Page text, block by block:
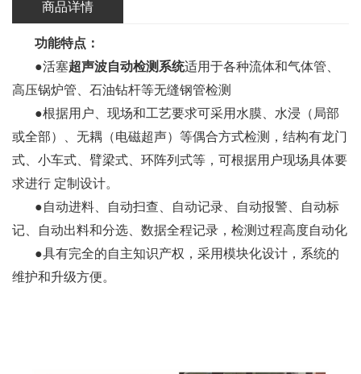
商品详情
功能特点：
●活塞超声波自动检测系统适用于各种流体和气体管、
高压锅炉管、石油钻杆等无缝钢管检测
●根据用户、现场和工艺要求可采用水膜、水浸（局部
或全部）、无耦（电磁超声）等偶合方式检测，结构有龙门
式、小车式、臂梁式、环阵列式等，可根据用户现场具体要
求进行 定制设计。
●自动进料、自动扫查、自动记录、自动报警、自动标
记、自动出料和分选、数据全程记录，检测过程高度自动化
●具有完全的自主知识产权，采用模块化设计，系统的
维护和升级方便。